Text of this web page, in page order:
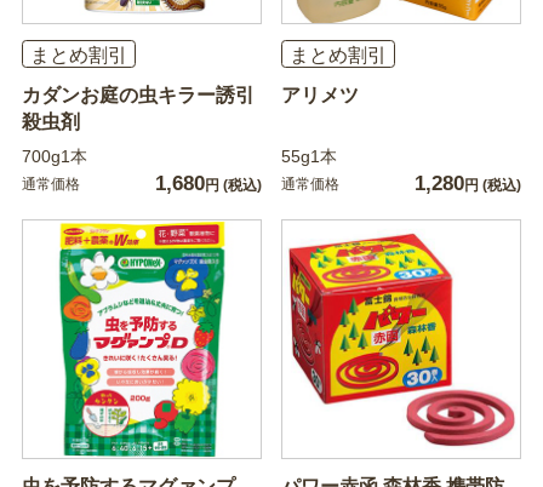
まとめ割引
カダンお庭の虫キラー誘引
殺虫剤
700g1本
通常価格 1,680円 (税込)
まとめ割引
アリメツ
55g1本
通常価格 1,280円 (税込)